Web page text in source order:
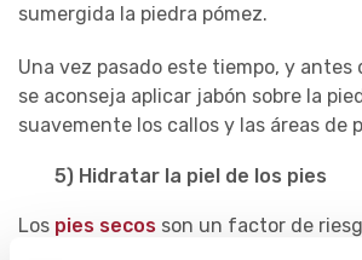
sumergida la piedra pómez.
Una vez pasado este tiempo, y antes
se aconseja aplicar jabón sobre la
suavemente los callos y las áreas de
5) Hidratar la piel de los pies
Los pies secos son un factor de
formación de callos en los dedos y